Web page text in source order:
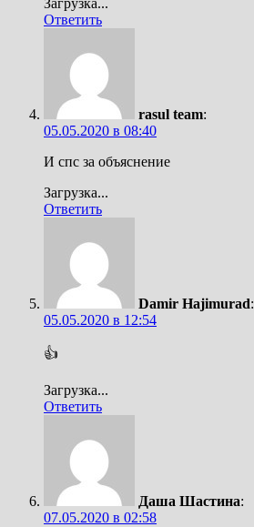
Загрузка...
Ответить
rasul team:
05.05.2020 в 08:40
И спс за объяснение
Загрузка...
Ответить
Damir Hajimurad:
05.05.2020 в 12:54
👍
Загрузка...
Ответить
Даша Шастина:
07.05.2020 в 02:58